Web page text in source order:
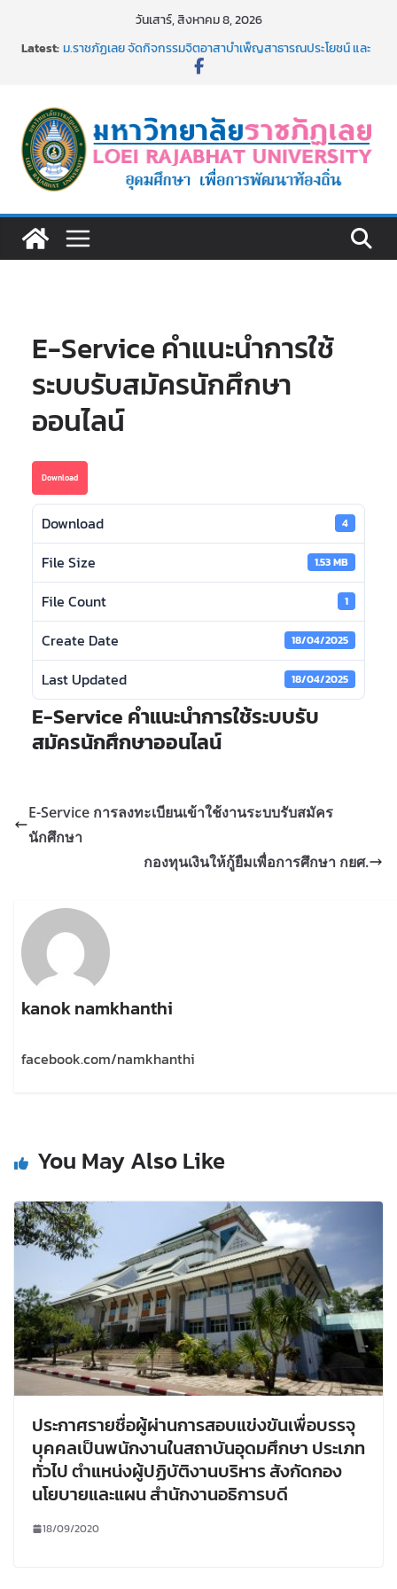
วันเสาร์, สิงหาคม 8, 2026
Latest:ม.ราชภัฏเลย จัดกิจกรรมจิตอาสาบำเพ็ญสาธารณประโยชน์ และ
เงินรายได้
ม.ราชภัฏเลย จัดมหกรรมวิชาการ เปิดบ้าน LRU ครั้งที่ 4 เปิดให้
นักเรียนมัธยมปลายค้นหาสาขาวิชาในฝัน สู่อนาคตที่ใช่
อธิการบดี มรภ.เลย ร่วมประชุมชี้แจงกับคณะอนุกรรมาธิการ
ประจำปีงบประมาณ พ.ศ. 2570
๑,๙๗๒ ชุด โดยวิธีเฉพาะเจาะจง
E-Service คำแนะนำการใช้
ระบบรับสมัครนักศึกษา
ออนไลน์
Download
Download 4
File Size 1.53 MB
File Count 1
Create Date 18/04/2025
Last Updated 18/04/2025
E-Service คำแนะนำการใช้ระบบรับ
สมัครนักศึกษาออนไลน์
E-Service การลงทะเบียนเข้าใช้งานระบบรับสมัคร
นักศึกษา
กองทุนเงินให้กู้ยืมเพื่อการศึกษา กยศ.
kanok namkhanthi
facebook.com/namkhanthi
You May Also Like
ประกาศรายชื่อผู้ผ่านการสอบแข่งขันเพื่อบรรจุ
บุคคลเป็นพนักงานในสถาบันอุดมศึกษา ประเภท
ทั่วไป ตำแหน่งผู้ปฏิบัติงานบริหาร สังกัดกอง
นโยบายและแผน สำนักงานอธิการบดี
18/09/2020